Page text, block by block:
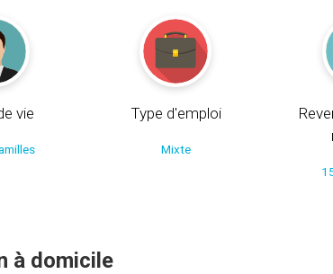
vie Type d'emploi
Mixte
à domicile